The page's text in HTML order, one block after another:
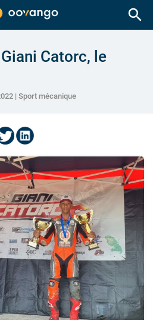
search
Catorc, le
| Sport mécanique